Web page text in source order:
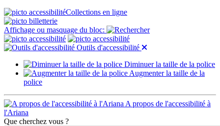
Collections en ligne
Affichage ou masquage du bloc:
Outils d'accessibilité
Diminuer la taille de la police
Augmenter la taille de la
police
A propos de l'accessibilité à
l'Ariana
Que cherchez vous ?